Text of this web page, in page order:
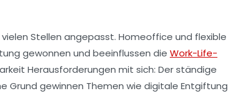
Stellen angepasst. Homeoffice und flexible
gewonnen und beeinflussen die Work-Life-
Herausforderungen mit sich: Der ständige
Grund gewinnen Themen wie digitale Entgiftung